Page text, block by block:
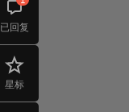
已回复
星标